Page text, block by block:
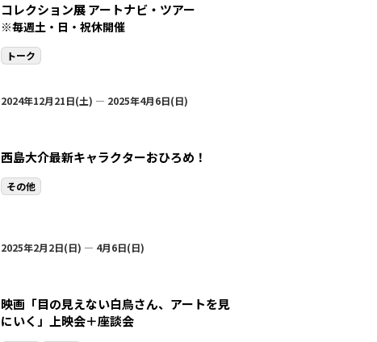
コレクション展 アートナビ・ツアー
※毎週土・日・祝休開催
トーク
2024年12月21日(土) — 2025年4月6日(日)
西島大介最新キャラクターおひろめ！
その他
2025年2月2日(日) — 4月6日(日)
映画「目の見えない白鳥さん、アートを見
にいく」上映会＋座談会